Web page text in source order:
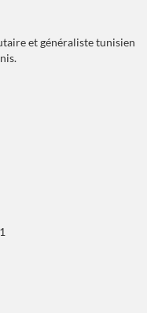
et généraliste tunisien